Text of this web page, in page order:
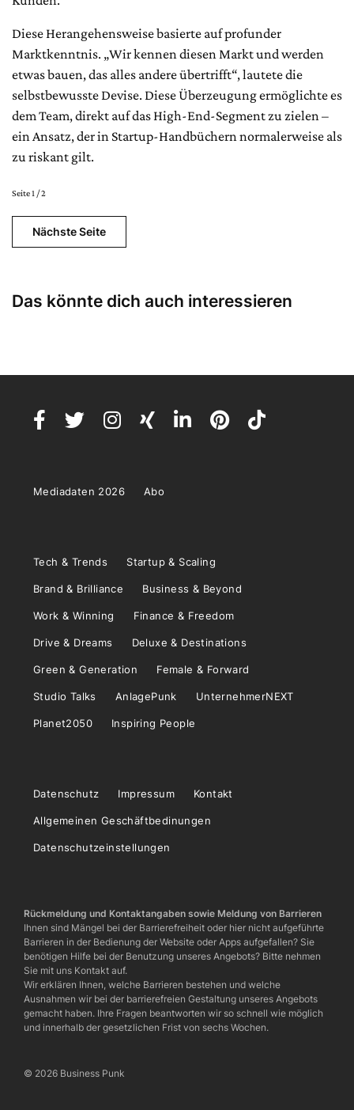
Diese Herangehensweise basierte auf profunder
Marktkenntnis. „Wir kennen diesen Markt und werden
etwas bauen, das alles andere übertrifft“, lautete die
selbstbewusste Devise. Diese Überzeugung ermöglichte es
dem Team, direkt auf das High-End-Segment zu zielen –
ein Ansatz, der in Startup-Handbüchern normalerweise als
zu riskant gilt.
Seite 1 / 2
Nächste Seite
Das könnte dich auch interessieren
Mediadaten 2026 Abo
Tech & Trends Startup & Scaling
Brand & Brilliance Business & Beyond
Work & Winning Finance & Freedom
Drive & Dreams Deluxe & Destinations
Green & Generation Female & Forward
Studio Talks AnlagePunk UnternehmerNEXT
Planet2050 Inspiring People
Datenschutz Impressum Kontakt
Allgemeinen Geschäftbedinungen
Datenschutzeinstellungen
Rückmeldung und Kontaktangaben sowie Meldung von Barrieren
Ihnen sind Mängel bei der Barrierefreiheit oder hier nicht aufgeführte
Barrieren in der Bedienung der Website oder Apps aufgefallen? Sie
benötigen Hilfe bei der Benutzung unseres Angebots? Bitte nehmen
Sie mit uns Kontakt auf.
Wir erklären Ihnen, welche Barrieren bestehen und welche
Ausnahmen wir bei der barrierefreien Gestaltung unseres Angebots
gemacht haben. Ihre Fragen beantworten wir so schnell wie möglich
und innerhalb der gesetzlichen Frist von sechs Wochen.
© 2026 Business Punk